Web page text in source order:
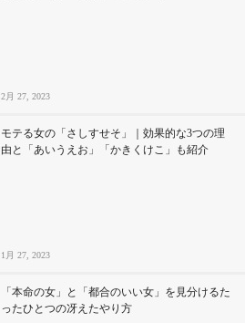
2月 27, 2023
モテる女の「さしすせそ」｜効果的な3つの理
由と「あいうえお」「かきくけこ」も紹介
1月 27, 2023
「本命の女」と「都合のいい女」を見分けるた
ったひとつの冴えたやり方